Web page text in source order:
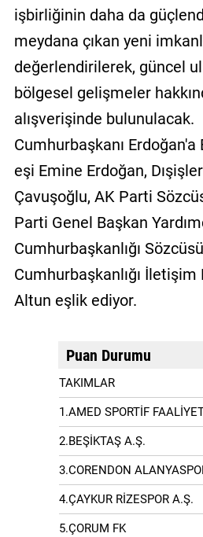
işbirliğinin daha da
meydana çıkan yeni
değerlendirilerek, güncel
bölgesel gelişmeler
alışverişinde bulunulacak.
Cumhurbaşkanı
eşi Emine Erdoğan,
Çavuşoğlu, AK Parti
Parti Genel Başkan
Cumhurbaşkanlığı
Cumhurbaşkanlığı İletişim
Altun eşlik ediyor.
Puan Durumu
TAKIMLAR
1.AMED SPORTİF
2.BEŞİKTAŞ A.Ş.
3.CORENDON
4.ÇAYKUR RİZESPOR A.Ş.
5.ÇORUM FK